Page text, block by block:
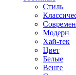
Стиль
Модерн
Хай-тек
Цвет
Белые
Венге